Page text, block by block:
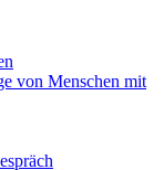
von Menschen mit